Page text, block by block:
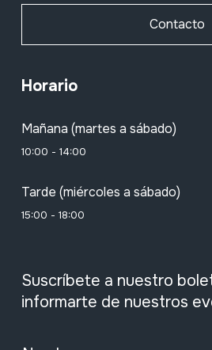
Contacto
Horario
Mañana (martes a sábado)
10:00 - 14:00
Tarde (miércoles a sábado)
15:00 - 18:00
Suscríbete a nuestro
informarte de nuestros